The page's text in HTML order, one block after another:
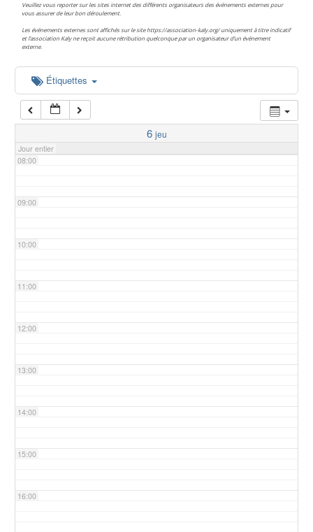
Veuillez vous reporter sur les sites internet des différents organisateurs des événements externes pour
vous assurer de leur bon déroulement.
Les événements externes sont affichés sur le site https://association-kaly.org/ uniquement à titre indicatif
et l’association Kaly ne reçoit aucune rétribution quelconque par un organisateur d’un événement
externe.
Étiquettes
6 jeu
Jour entier
05:00
06:00
07:00
08:00
09:00
10:00
11:00
12:00
13:00
14:00
15:00
16:00